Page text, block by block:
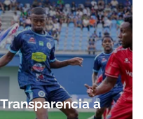
a